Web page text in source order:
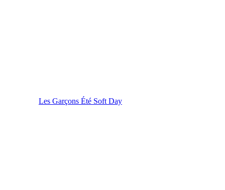
Les Garçons Été Soft Day